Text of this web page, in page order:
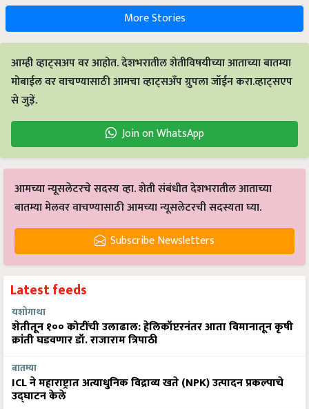
More Stories
आम्ही व्हाट्सअप वर आहोत. देशभरातील शेतीविषयीच्या आताच्या बातम्या
मोबाईल वर वाचण्यासाठी आमचा व्हाट्सअँप ग्रुपला जॉईन करा.व्हाट्सएप
से जुड़ें.
Join on WhatsApp
आमच्या न्यूसलेटरचे सदस्य व्हा. शेती संबंधीत देशभरातील आताच्या
बातम्या मेलवर वाचण्यासाठी आमच्या न्यूसलेटरची सदस्यता घ्या.
Subscribe Newsletters
Latest feeds
यशोगाथा
शेतीतून १०० कोटींची उलाढाल: हेलिकॉप्टरनंतर आता विमानातून कृषी
क्रांती घडवणार डॉ. राजाराम त्रिपाठी
बातम्या
ICL ने महाराष्ट्रात अत्याधुनिक विद्राव्य खते (NPK) उत्पादन प्रकल्पाचे
उद्घाटन केले